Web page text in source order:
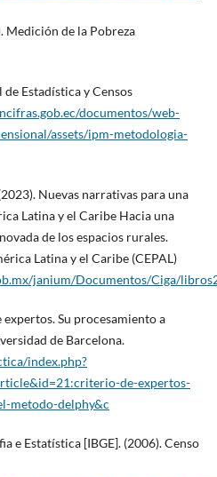
Medición de la Pobreza
Estadística y Censos
documentos/web-
assets/ipm-metodologia-
Nuevas narrativas para una
Latina y el Caribe Hacia una
de los espacios rurales.
Latina y el Caribe (CEPAL)
janium/Documentos/Ciga/
Su procesamiento a
de Barcelona.
index.php?
de-expertos-
metodo-delphy&c
e Estatística [IBGE]. (2006). Censo